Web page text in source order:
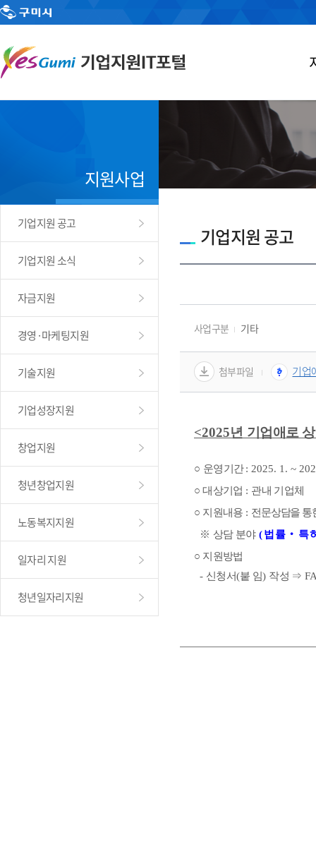
지원사업
기업지원 공고
기업지원 소식
자금지원
경영·마케팅지원
기술지원
기업성장지원
창업지원
청년창업지원
노동복지지원
일자리 지원
청년일자리지원
기업지원 공고
사업구분 기타
첨부파일 기업
<2025년 기업애로
○ 운영기간 : 2025. 1. ~
○ 대상기업 : 관내 기업체
○ 지원내용 : 전문상담을 통
※ 상담 분야 (법률 ‧ 특
○ 지원방법
- 신청서(붙 임) 작성 ⇒